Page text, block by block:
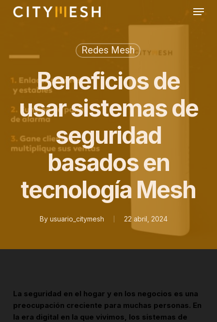
Menu
Redes Mesh
Beneficios de
usar sistemas de
seguridad
basados en
tecnología Mesh
By usuario_citymesh 22 abril, 2024
La seguridad en el hogar y en los negocios es una
preocupación creciente para muchas personas. En
la era digital en la que vivimos, los sistemas de